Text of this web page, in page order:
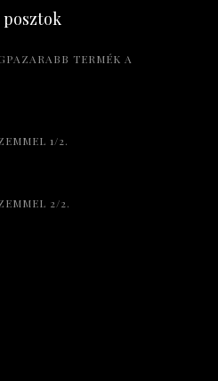
TERMÉK A
1/2.
2/2.